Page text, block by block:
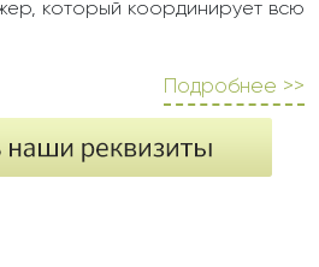
который координирует всю
Подробнее >>